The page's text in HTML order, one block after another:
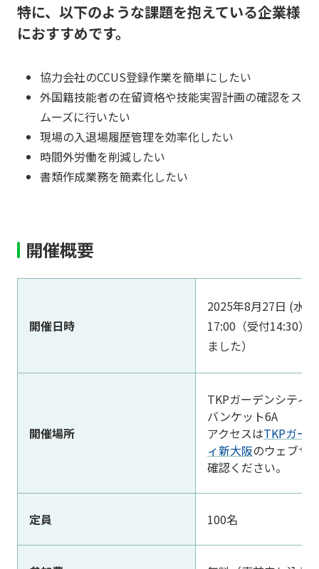
特に、以下のような課題を抱えている企業様
におすすめです。​
協力会社のCCUS登録作業を簡単にしたい
外国籍技能者の在留資格や技能実習計画の確認をス
ムーズに行いたい​
現場の入退場履歴管理を効率化したい
時間外労働を削減したい
書類作成業務を簡素化したい​​
開催概要
開催日時
2025年8月27日 (水)
17:00（受付14:30）
ました）
開催場所
TKPガーデンシテ
バンケット6A
アクセスはTKPガー
ィ新大阪のウェブサ
確認ください。
定員 100名